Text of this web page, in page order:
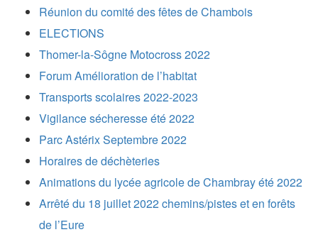
Réunion du comité des fêtes de Chambois
ELECTIONS
Thomer-la-Sôgne Motocross 2022
Forum Amélioration de l’habitat
Transports scolaires 2022-2023
Vigilance sécheresse été 2022
Parc Astérix Septembre 2022
Horaires de déchèteries
Animations du lycée agricole de Chambray été 2022
Arrêté du 18 juillet 2022 chemins/pistes et en forêts
de l’Eure